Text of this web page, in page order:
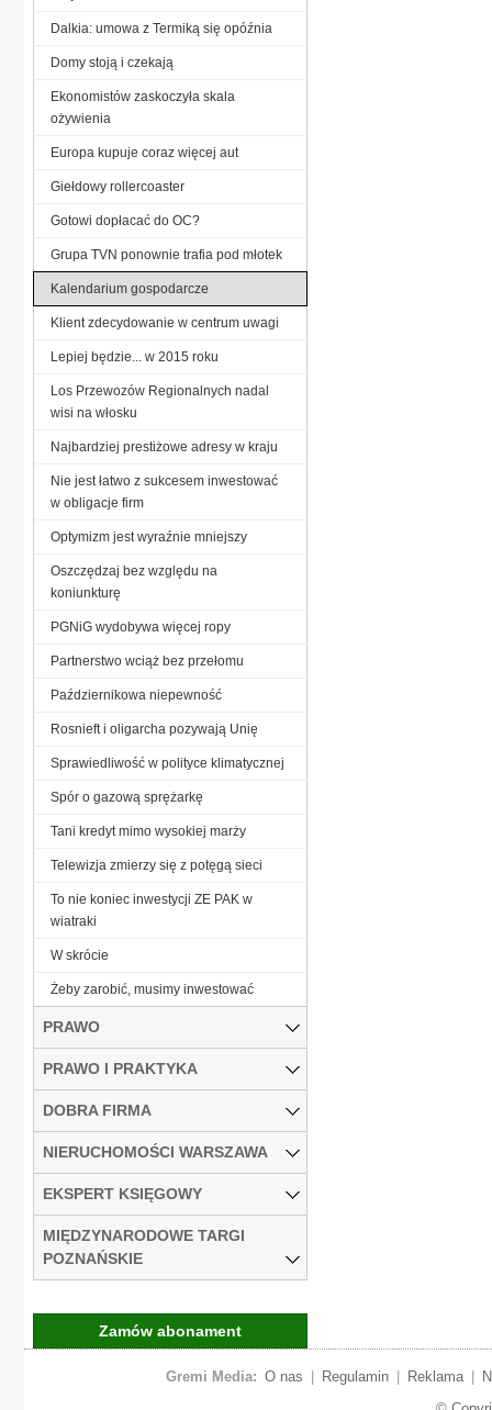
Dalkia: umowa z Termiką się opóźnia
Domy stoją i czekają
Ekonomistów zaskoczyła skala
ożywienia
Europa kupuje coraz więcej aut
Giełdowy rollercoaster
Gotowi dopłacać do OC?
Grupa TVN ponownie trafia pod młotek
Kalendarium gospodarcze
Klient zdecydowanie w centrum uwagi
Lepiej będzie... w 2015 roku
Los Przewozów Regionalnych nadal
wisi na włosku
Najbardziej prestiżowe adresy w kraju
Nie jest łatwo z sukcesem inwestować
w obligacje firm
Optymizm jest wyraźnie mniejszy
Oszczędzaj bez względu na
koniunkturę
PGNiG wydobywa więcej ropy
Partnerstwo wciąż bez przełomu
Październikowa niepewność
Rosnieft i oligarcha pozywają Unię
Sprawiedliwość w polityce klimatycznej
Spór o gazową sprężarkę
Tani kredyt mimo wysokiej marży
Telewizja zmierzy się z potęgą sieci
To nie koniec inwestycji ZE PAK w
wiatraki
W skrócie
Żeby zarobić, musimy inwestować
PRAWO
PRAWO I PRAKTYKA
DOBRA FIRMA
NIERUCHOMOŚCI WARSZAWA
EKSPERT KSIĘGOWY
MIĘDZYNARODOWE TARGI
POZNAŃSKIE
Zamów abonament
Gremi Media: O nas Regulamin Reklama